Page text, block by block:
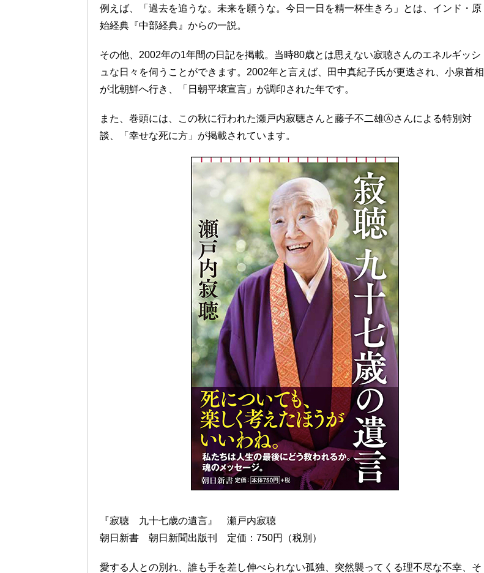
例えば、「過去を追うな。未来を願うな。今日一日を精一杯生きろ」とは、インド・原
始経典『中部経典』からの一説。
その他、2002年の1年間の日記を掲載。当時80歳とは思えない寂聴さんのエネルギッシ
ュな日々を伺うことができます。2002年と言えば、田中真紀子氏が更迭され、小泉首相
が北朝鮮へ行き、「日朝平壌宣言」が調印された年です。
また、巻頭には、この秋に行われた瀬戸内寂聴さんと藤子不二雄Ⓐさんによる特別対
談、「幸せな死に方」が掲載されています。
『寂聴 九十七歳の遺言』 瀬戸内寂聴
朝日新書 朝日新聞出版刊 定価：750円（税別）
愛する人との別れ、誰も手を差し伸べられない孤独、突然襲ってくる理不尽な不幸、そ